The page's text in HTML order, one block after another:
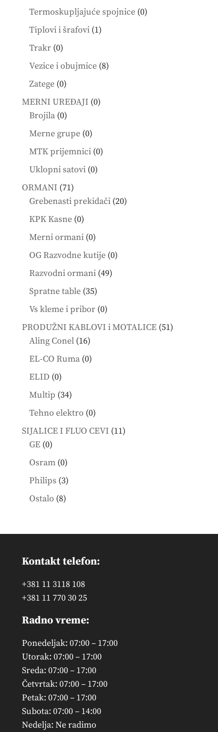
products
Termoskupljajuće spojnice 00
Tiplovi i šrafovi 11
Trakr 00
products
Vezice i obujmice 88
Zatege 00
products
MERNI UREĐAJI 00
Brojila 00
products
Merne grupe 00
products
MTK prijemnici 00
Uklopni satovi 00
ORMANI 7171
products
Grebenasti prekidači 2020
KPK Kasne 00
products
Merni ormani 00
products
OG Razvodne kutije 00
Razvodni ormani 4949
Spratne table 3535
products
Vs kleme i pribor 00
products
PRODUŽNI KABLOVI i MOTALICE 5151
Aling Conel 1616
products
EL-CO Ruma 00
ELID 00
products
Multip 3434
products
Tehno elektro 00
products
SIJALICE I FLUO CEVI 1111
GE 00
products
Osram 00
products
Philips 33
products
Ostalo 88
Kontakt telefon:
+381 11 3118 108
+381 11 770 30 25
Radno vreme:
Ponedeljak: 07:00 – 17:00
Utorak: 07:00 – 17:00
Sreda: 07:00 – 17:00
Četvrtak: 07:00 – 17:00
Petak: 07:00 – 17:00
Subota: 07:00 – 14:00
Nedelja: Ne radimo